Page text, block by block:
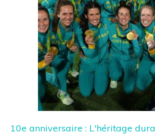
10e anniversaire : L'héritage